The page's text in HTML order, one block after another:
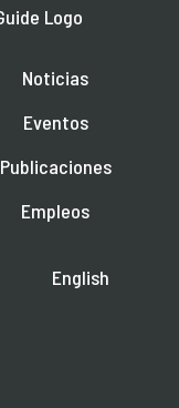
Noticias
Eventos
Publicaciones
Empleos
English